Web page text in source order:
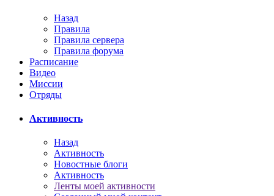
Назад
Правила
Правила сервера
Правила форума
Расписание
Видео
Миссии
Отряды
Активность
Назад
Активность
Новостные блоги
Активность
Ленты моей активности